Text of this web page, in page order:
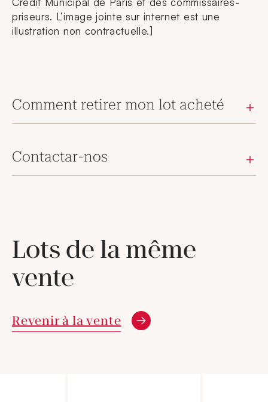
priseurs. L’image jointe sur internet est une
illustration non contractuelle.]
Comment retirer mon lot acheté
Contactar-nos
Lots de la même
vente
Revenir à la vente